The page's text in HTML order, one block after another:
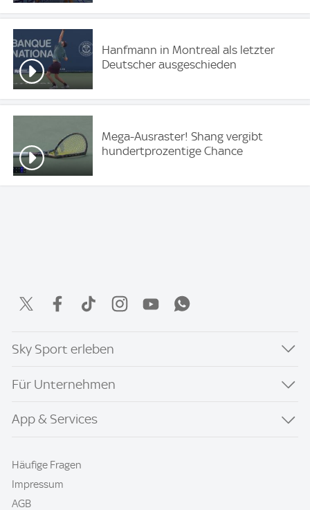
Hanfmann in Montreal als letzter
Deutscher ausgeschieden
Mega-Ausraster! Shang vergibt
hundertprozentige Chance
Sky Sport erleben
Für Unternehmen
App & Services
Häufige Fragen
Impressum
AGB